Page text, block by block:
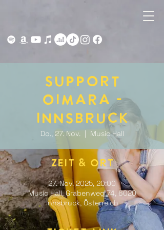
Support
OIMARA -
Innsbruck
Do., 27. Nov.
  |
Music Hall
Zeit & Ort
27. Nov. 2025, 20:00
Music Hall, Grabenweg 74, 6020
Innsbruck, Österreich